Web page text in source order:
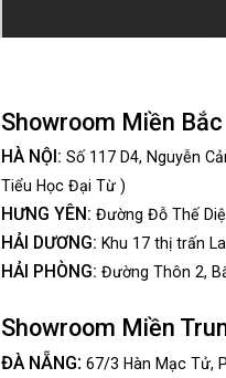
Showroom Miền Bắc
HÀ NỘI: Số 117 D4, Nguyễn
Tiểu Học Đại Từ )
HƯNG YÊN: Đường Đỗ Thế
HẢI DƯƠNG: Khu 17 thị trấn
HẢI PHÒNG: Đường Thôn 2,
Showroom Miền
ĐÀ NẴNG: 67/3 Hàn Mạc Tử,